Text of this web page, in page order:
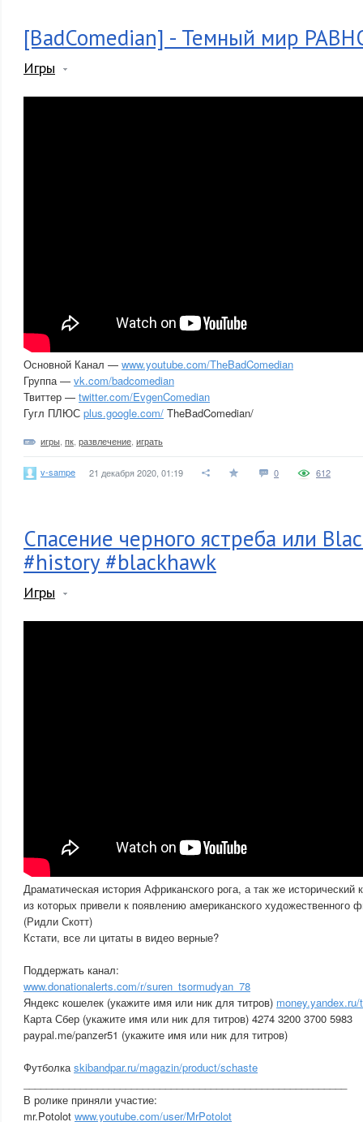
[BadComedian] - Темный мир
Игры
Основной Канал — www.youtube.com/TheBadComedian
Группа — vk.com/badcomedian
Твиттер — twitter.com/EvgenComedian
Гугл ПЛЮС plus.google.com/ TheBadComedian/
игры пк развлечение играть
v-sampe 21 декабря 2020, 01:19 0 612
Спасение черного ястреба или
#history #blackhawk
Игры
Драматическая история Африканского рога, а так же исторический
из которых привели к появлению американского художественного
(Ридли Скотт)
Кстати, все ли цитаты в видео верные?
Поддержать канал:
www.donationalerts.com/r/suren_tsormudyan_78
Яндекс кошелек (укажите имя или ник для титров)
Карта Сбер (укажите имя или ник для титров) 4274 3200 3700 5983
paypal.me/panzer51 (укажите имя или ник для титров)
Футболкаskibandpar.ru/magazin/product/schaste
В ролике приняли участие:
mr.Potolot www.youtube.com/user/MrPotolot